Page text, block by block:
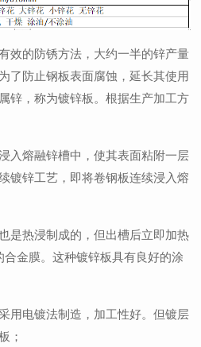
效的防锈方法，大约一半的锌产量
了防止钢板表面腐蚀，延长其使用
锌，称为镀锌板。根据生产加工方
入熔融锌槽中，使其表面粘附一层
镀锌工艺，即将卷钢板连续浸入熔
是热浸制成的，但出槽后立即加热
金膜。这种镀锌板具有良好的涂
用电镀法制造，加工性好。但镀层
；